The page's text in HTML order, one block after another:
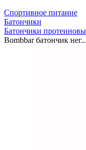
Спортивное питание
Батончики
Батончики
Bombbar батончик нег...